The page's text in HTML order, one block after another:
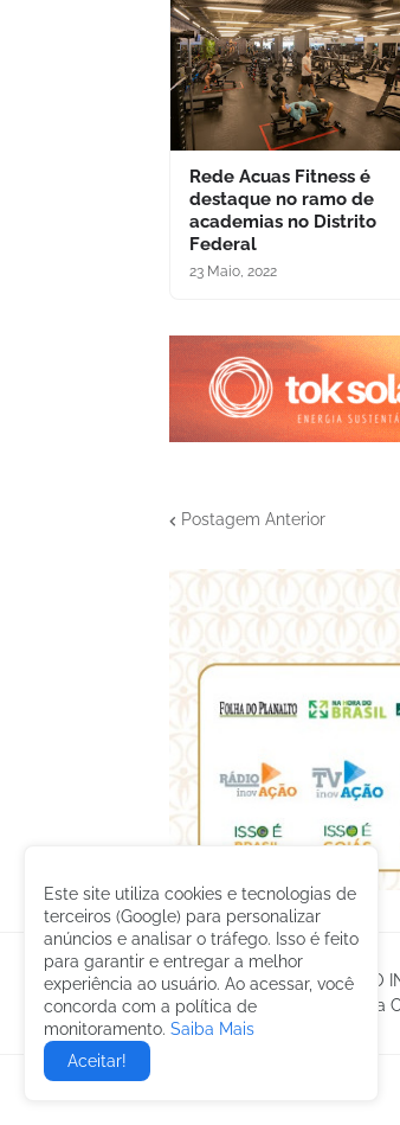
Rede Acuas Fitness é
destaque no ramo de
academias no Distrito
Federal
23 Maio, 2022
Postagem Anterior
O GRUPO
gestão da
Este site utiliza cookies e tecnologias de
terceiros (Google) para personalizar
anúncios e analisar o tráfego. Isso é feito
para garantir e entregar a melhor
experiência ao usuário. Ao acessar, você
concorda com a política de
monitoramento. Saiba Mais
Aceitar!